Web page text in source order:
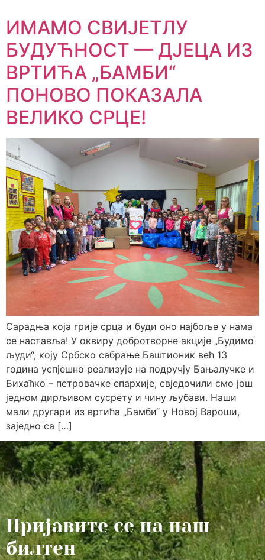
ИМАМО СВИЈЕТЛУ
БУДУЋНОСТ — ДЈЕЦА ИЗ
ВРТИЋА „БАМБИ“
ПОНОВО ПОКАЗАЛА
ВЕЛИКО СРЦЕ!
Сарадња која грије срца и буди оно најбоље у нама
се наставља! У оквиру добротворне акције „Будимо
људи“, коју Србско сабрање Баштионик већ 13
година успјешно реализује на подручју Бањалучке и
Бихаћко – петровачке епархије, свједочили смо још
једном дирљивом сусрету и чину љубави. Наши
мали другари из вртића „Бамби“ у Новој Вароши,
заједно са […]
Пријавите се на наш
билтен